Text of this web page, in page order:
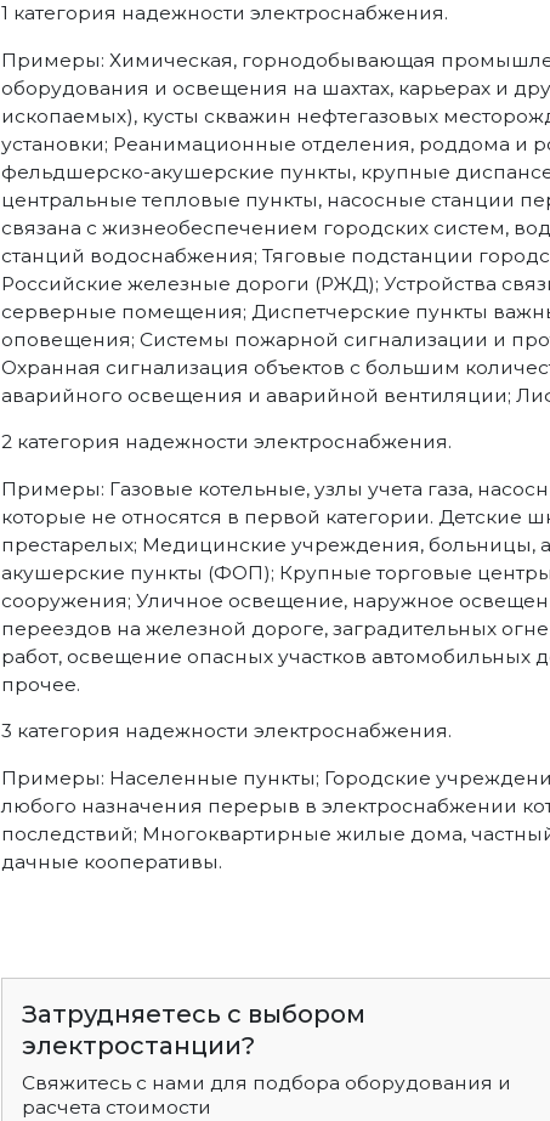
1 категория надежности электроснабжения.
Примеры: Химическая, горнодобывающая
оборудования и освещения на шахтах, карьерах и
ископаемых), кусты скважин нефтегазовых
установки; Реанимационные отделения, роддома и
фельдшерско-акушерские пункты, крупные
центральные тепловые пункты, насосные станции
связана с жизнеобеспечением городских систем,
станций водоснабжения; Тяговые подстанции
Российские железные дороги (РЖД); Устройства
серверные помещения; Диспетчерские пункты
оповещения; Системы пожарной сигнализации и
Охранная сигнализация объектов с большим
аварийного освещения и аварийной вентиляции;
2 категория надежности электроснабжения.
Примеры: Газовые котельные, узлы учета газа,
которые не относятся в первой категории. Детские
престарелых; Медицинские учреждения, больницы,
акушерские пункты (ФОП); Крупные торговые
сооружения; Уличное освещение, наружное
переездов на железной дороге, заградительных
работ, освещение опасных участков автомобильных
прочее.
3 категория надежности электроснабжения.
Примеры: Населенные пункты; Городские
любого назначения перерыв в электроснабжении
последствий; Многоквартирные жилые дома,
дачные кооперативы.
Затрудняетесь с выбором
электростанции?
Свяжитесь с нами для подбора оборудования и
расчета стоимости